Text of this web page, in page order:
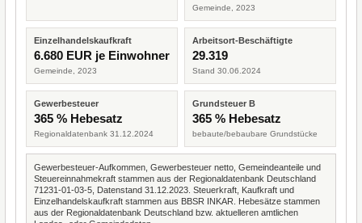
Gemeinde, 2023
Einzelhandelskaufkraft
6.680 EUR je Einwohner
Gemeinde, 2023
Arbeitsort-Beschäftigte
29.319
Stand 30.06.2024
Gewerbesteuer
365 % Hebesatz
Regionaldatenbank 31.12.2024
Grundsteuer B
365 % Hebesatz
bebaute/bebaubare Grundstücke
Gewerbesteuer-Aufkommen, Gewerbesteuer netto, Gemeindeanteile und
Steuereinnahmekraft stammen aus der Regionaldatenbank Deutschland
71231-01-03-5, Datenstand 31.12.2023. Steuerkraft, Kaufkraft und
Einzelhandelskaufkraft stammen aus BBSR INKAR. Hebesätze stammen
aus der Regionaldatenbank Deutschland bzw. aktuelleren amtlichen